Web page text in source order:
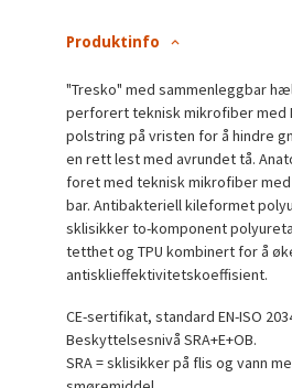
Produktinfo
"Tresko" med sammenleggbar
perforert teknisk mikrofiber med
polstring på vristen for å hindre
en rett lest med avrundet tå.
foret med teknisk mikrofiber
bar. Antibakteriell kileformet
sklisikker to-komponent
tetthet og TPU kombinert for å
antisklieffektivitetskoeffisient.
CE-sertifikat, standard EN-ISO
Beskyttelsesnivå SRA+E+OB.
SRA = sklisikker på flis og vann